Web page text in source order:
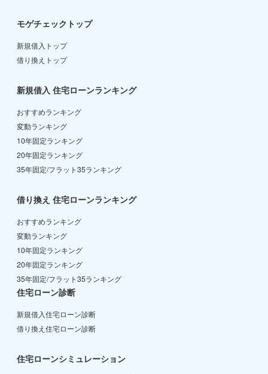
モゲチェックトップ
新規借入トップ
借り換えトップ
新規借入 住宅ローンランキング
おすすめランキング
変動ランキング
10年固定ランキング
20年固定ランキング
35年固定/フラット35ランキング
借り換え 住宅ローンランキング
おすすめランキング
変動ランキング
10年固定ランキング
20年固定ランキング
35年固定/フラット35ランキング
住宅ローン診断
新規借入住宅ローン診断
借り換え住宅ローン診断
住宅ローンシミュレーション